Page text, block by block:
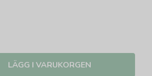
LÄGG I VARUKORGEN